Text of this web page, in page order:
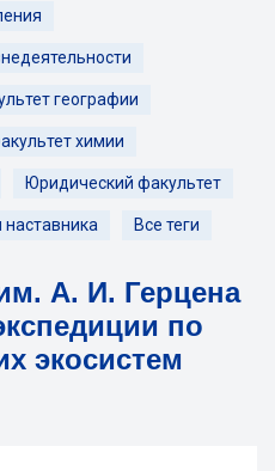
географии
химии
Юридический факультет
наставника Все теги
А. И. Герцена
по
экосистем